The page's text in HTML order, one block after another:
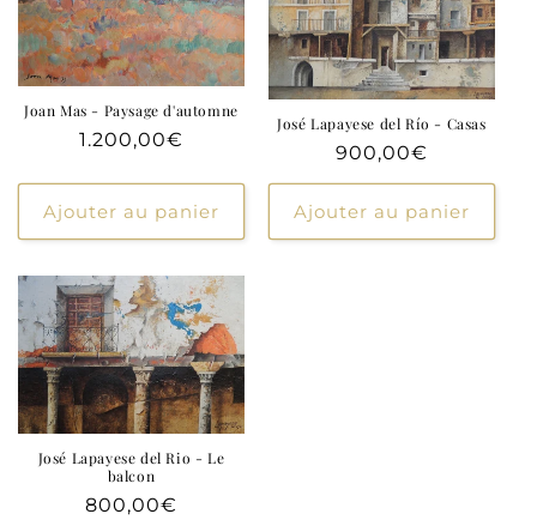
Joan Mas - Paysage d'automne
Prix
1.200,00€
Ajouter au panier
José Lapayese del Río - Casas
Prix
habituel
900,00€
Ajouter au panier
José Lapayese del Rio - Le
balcon
Prix
800,00€